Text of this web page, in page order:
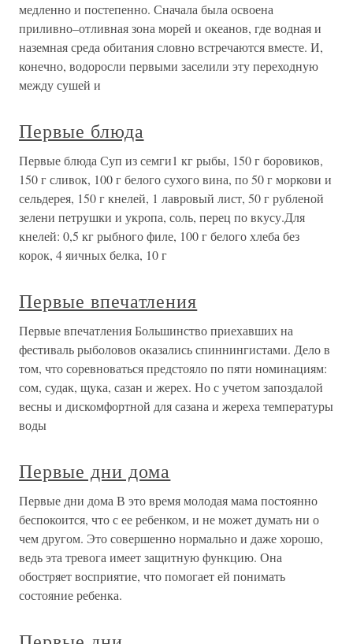
медленно и постепенно. Сначала была освоена
приливно–отливная зона морей и океанов, где водная и
наземная среда обитания словно встречаются вместе. И,
конечно, водоросли первыми заселили эту переходную
между сушей и
Первые блюда
Первые блюда Суп из семги1 кг рыбы, 150 г боровиков,
150 г сливок, 100 г белого сухого вина, по 50 г моркови и
сельдерея, 150 г кнелей, 1 лавровый лист, 50 г рубленой
зелени петрушки и укропа, соль, перец по вкусу.Для
кнелей: 0,5 кг рыбного филе, 100 г белого хлеба без
корок, 4 яичных белка, 10 г
Первые впечатления
Первые впечатления Большинство приехавших на
фестиваль рыболовов оказались спиннингистами. Дело в
том, что соревноваться предстояло по пяти номинациям:
сом, судак, щука, сазан и жерех. Но с учетом запоздалой
весны и дискомфортной для сазана и жереха температуры
воды
Первые дни дома
Первые дни дома В это время молодая мама постоянно
беспокоится, что с ее ребенком, и не может думать ни о
чем другом. Это совершенно нормально и даже хорошо,
ведь эта тревога имеет защитную функцию. Она
обостряет восприятие, что помогает ей понимать
состояние ребенка.